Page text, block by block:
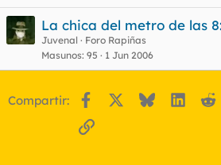
La chica del metro de las
Juvenal
Foro Rapiñas
Masunos 95 1 Jun 2006
Compartir: Facebook Bluesky
Enlace